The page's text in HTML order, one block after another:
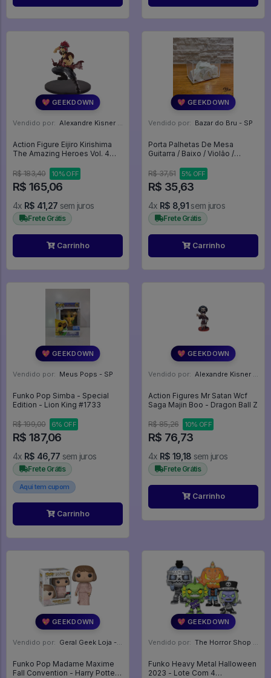
💖 GEEKDOWN
Vendido por: Alexandre Kisner - PR
Action Figure Eijiro Kirishima
The Amazing Heroes Vol. 4
Academia
R$ 183,40 10% OFF
R$ 165,06
4x R$ 41,27 sem juros
Frete Grátis
Carrinho
💖 GEEKDOWN
Vendido por: Bazar do Bru - SP
Porta Palhetas De Mesa
Guitarra / Baixo / Violão /
R$ 37,51
5% OFF
R$ 35,63
4x R$ 8,91 sem juros
Frete Grátis
Carrinho
💖 GEEKDOWN
Vendido por: Meus Pops - SP
Funko Pop Simba - Special
Edition - Lion King #1733
R$ 199,00 6% OFF
R$ 187,06
4x R$ 46,77 sem juros
Frete Grátis
Aqui tem cupom
Carrinho
💖 GEEKDOWN
Vendido por: Alexandre Kisner - PR
Action Figures Mr Satan Wcf
Saga Majin Boo - Dragon Ball Z
R$ 85,26 10% OFF
R$ 76,73
4x R$ 19,18 sem juros
Frete Grátis
Carrinho
💖 GEEKDOWN
Vendido por: Geral Geek Loja - SP
Funko Pop Madame Maxime
Fall Convention - Harry Potter
💖 GEEKDOWN
Vendido por: The Horror Shop - Colecionáveis - MG
Funko Heavy Metal Halloween
2023 - Lote Com 4